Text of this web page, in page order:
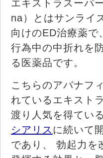
エキストラスーパ
na）とはサンライ
向けのED治療薬で
行為中の中折れを
る医薬品です。
こちらのアバナフ
れているエキスト
渡り人気を得ている
シアリス に続いて
であり、 勃起力を